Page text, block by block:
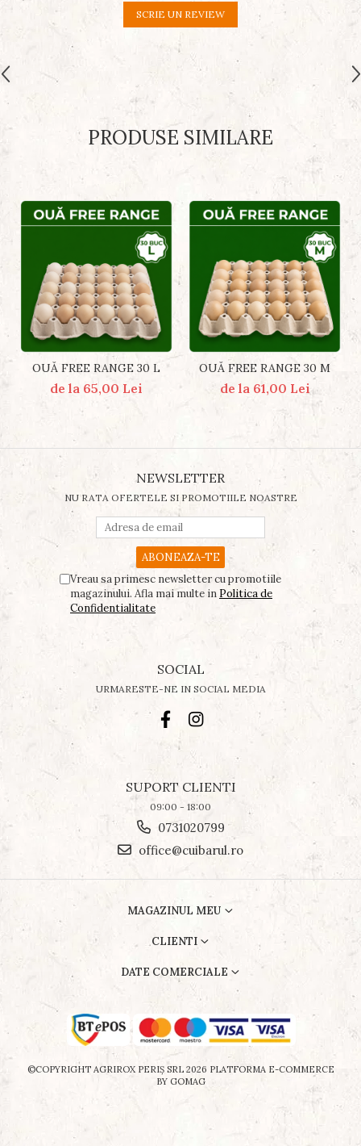
SCRIE UN REVIEW
PRODUSE SIMILARE
OUĂ FREE RANGE 30 L
de la 65,00 Lei
OUĂ FREE RANGE 30 M
de la 61,00 Lei
NEWSLETTER
NU RATA OFERTELE SI PROMOTIILE NOASTRE
Vreau sa primesc newsletter cu promotiile
magazinului. Afla mai multe inPolitica de
Confidentialitate
SOCIAL
URMARESTE-NE IN SOCIAL MEDIA
SUPORT CLIENTI
09:00 - 18:00
0731020799
office@cuibarul.ro
MAGAZINUL MEU
CLIENTI
DATE COMERCIALE
©COPYRIGHT AGRIROX PERIŞ SRL 2026 PLATFORMA E-COMMERCE
BY GOMAG